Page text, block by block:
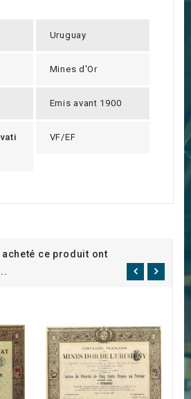
Uruguay
Mines d'Or
Emis avant 1900
VF/EF
ce produit ont